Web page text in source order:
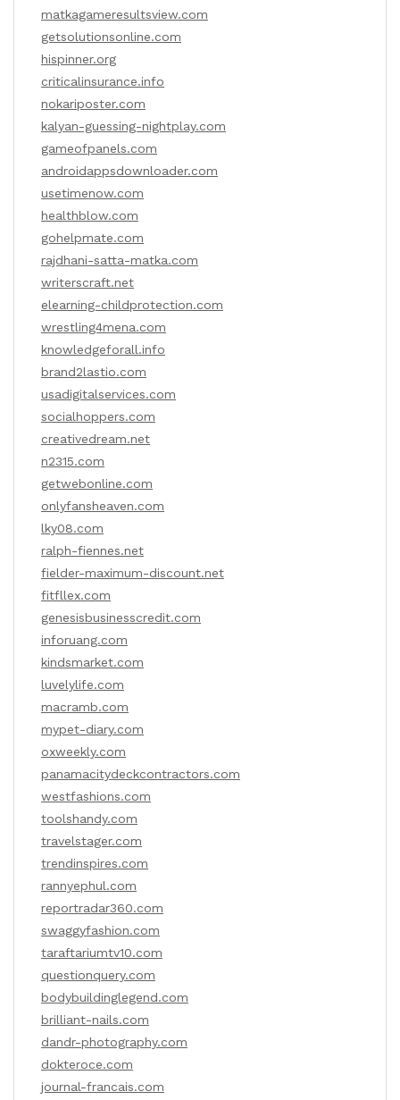
matkagameresultsview.com
getsolutionsonline.com
hispinner.org
criticalinsurance.info
nokariposter.com
kalyan-guessing-nightplay.com
gameofpanels.com
androidappsdownloader.com
usetimenow.com
healthblow.com
gohelpmate.com
rajdhani-satta-matka.com
writerscraft.net
elearning-childprotection.com
wrestling4mena.com
knowledgeforall.info
brand2lastio.com
usadigitalservices.com
socialhoppers.com
creativedream.net
n2315.com
getwebonline.com
onlyfansheaven.com
lky08.com
ralph-fiennes.net
fielder-maximum-discount.net
fitfllex.com
genesisbusinesscredit.com
inforuang.com
kindsmarket.com
luvelylife.com
macramb.com
mypet-diary.com
oxweekly.com
panamacitydeckcontractors.com
westfashions.com
toolshandy.com
travelstager.com
trendinspires.com
rannyephul.com
reportradar360.com
swaggyfashion.com
taraftariumtv10.com
questionquery.com
bodybuildinglegend.com
brilliant-nails.com
dandr-photography.com
dokteroce.com
journal-francais.com